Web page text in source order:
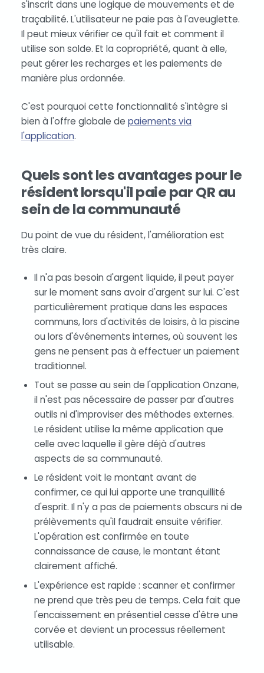
s'inscrit dans une logique de mouvements et de
traçabilité. L'utilisateur ne paie pas à l'aveuglette.
Il peut mieux vérifier ce qu'il fait et comment il
utilise son solde. Et la copropriété, quant à elle,
peut gérer les recharges et les paiements de
manière plus ordonnée.
C'est pourquoi cette fonctionnalité s'intègre si
bien à l'offre globale de paiements via
l'application.
Quels sont les avantages pour le
résident lorsqu'il paie par QR au
sein de la communauté
Du point de vue du résident, l'amélioration est
très claire.
Il n'a pas besoin d'argent liquide, il peut payer
sur le moment sans avoir d'argent sur lui. C'est
particulièrement pratique dans les espaces
communs, lors d'activités de loisirs, à la piscine
ou lors d'événements internes, où souvent les
gens ne pensent pas à effectuer un paiement
traditionnel.
Tout se passe au sein de l'application Onzane,
il n'est pas nécessaire de passer par d'autres
outils ni d'improviser des méthodes externes.
Le résident utilise la même application que
celle avec laquelle il gère déjà d'autres
aspects de sa communauté.
Le résident voit le montant avant de
confirmer, ce qui lui apporte une tranquillité
d'esprit. Il n'y a pas de paiements obscurs ni de
prélèvements qu'il faudrait ensuite vérifier.
L'opération est confirmée en toute
connaissance de cause, le montant étant
clairement affiché.
L'expérience est rapide : scanner et confirmer
ne prend que très peu de temps. Cela fait que
l'encaissement en présentiel cesse d'être une
corvée et devient un processus réellement
utilisable.